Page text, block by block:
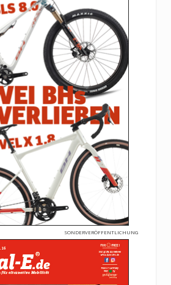
SONDERVERÖFFENTLICHUNG